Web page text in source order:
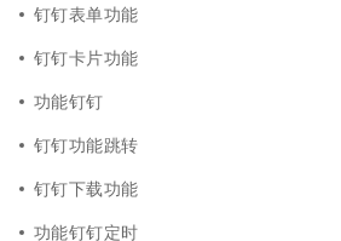
钉钉表单功能
钉钉卡片功能
功能钉钉
钉钉功能跳转
钉钉下载功能
功能钉钉定时